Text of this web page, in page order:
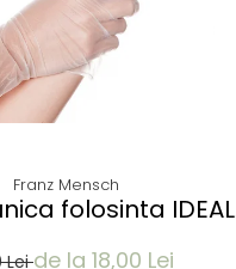
Franz Mensch
folosinta IDEAL
Leide la 18,00 Lei